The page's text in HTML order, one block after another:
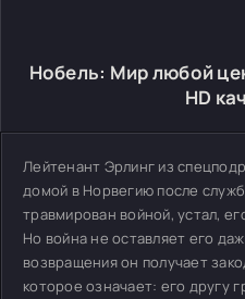
Нобель: Мир любой
HD
Лейтенант Эрлинг из
домой в Норвегию после
травмирован войной, устал,
Но война не оставляет его
возвращения он получает
которое означает: его другу